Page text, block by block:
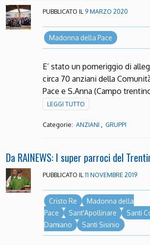
PUBBLICATO IL 9 MARZO 2020
Madonna della Pace
E’ stato un pomeriggio di
circa 70 anziani della
Pace e S.Anna (Campo
LEGGI TUTTO
Categorie: ANZIANI GRUPPI
Da RAINEWS: I super parroci del
PUBBLICATO IL 11 NOVEMBRE 2019
Cristo Re
Madonna della
Pace
Sant'Apollinare
Santi
Damiano
Santi Sisinio